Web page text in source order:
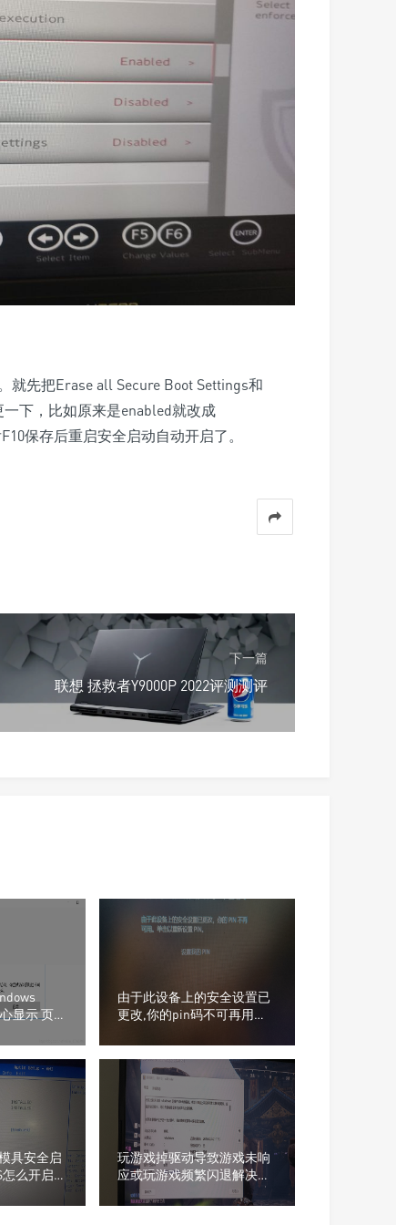
就先把Erase all Secure Boot Settings和
一下，比如原来是enabled就改成
保存后重启安全启动自动开启了。
下一篇
联想 拯救者Y9000P 2022评测测评
显示 页面
由于此设备上的安全设置已
更改,你的pin码不可再用解
具安全启
么开启安
怎么开
玩游戏掉驱动导致游戏未响
应或玩游戏频繁闪退解决办
法